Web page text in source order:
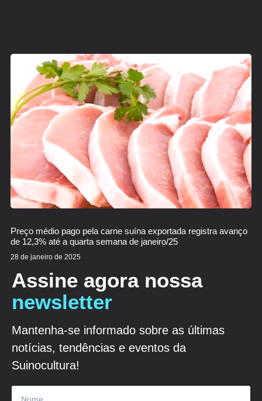
Preço médio pago pela carne suína exportada registra avanço
de 12,3% até a quarta semana de janeiro/25
28 de janeiro de 2025
Assine agora nossa
newsletter
Mantenha-se informado sobre as últimas
notícias, tendências e eventos da
Suinocultura!